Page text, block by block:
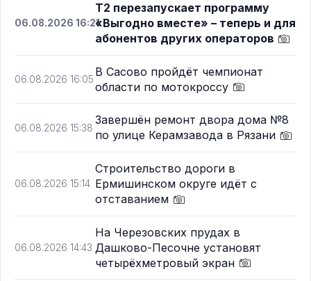
06.08.2026 16:21
Т2 перезапускает программу
«Выгодно вместе» – теперь и для
абонентов других операторов
06.08.2026 16:05
В Сасово пройдёт чемпионат
области по мотокроссу
06.08.2026 15:38
Завершён ремонт двора дома №8
по улице Керамзавода в Рязани
06.08.2026 15:14
Строительство дороги в
Ермишинском округе идёт с
отставанием
06.08.2026 14:43
На Черезовских прудах в
Дашково-Песочне установят
четырёхметровый экран